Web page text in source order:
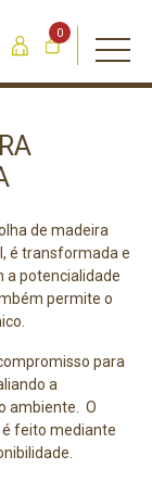
0
de madeira
é transformada e
a potencialidade
permite o
para
a
ambiente. O
feito mediante